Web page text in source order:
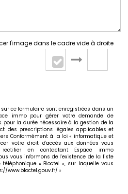
l'image dans le cadre vide à droite
ce formulaire sont enregistrées dans un
immo pour gérer votre demande de
pour la durée nécessaire à la gestion de la
des prescriptions légales applicables et
Conformément à la loi « informatique et
votre droit d'accès aux données vous
en contactant Espace immo
vous informons de l'existence de la liste
« Bloctel », sur laquelle vous
www.bloctel.gouv.fr/ »